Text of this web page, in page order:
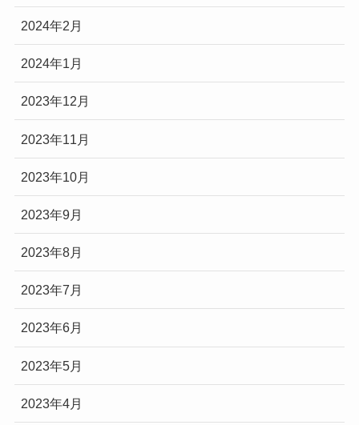
2024年2月
2024年1月
2023年12月
2023年11月
2023年10月
2023年9月
2023年8月
2023年7月
2023年6月
2023年5月
2023年4月